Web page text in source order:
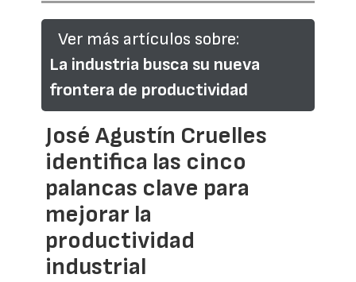
Ver más artículos sobre:
La industria busca su nueva
frontera de productividad
José Agustín Cruelles
identifica las cinco
palancas clave para
mejorar la
productividad
industrial